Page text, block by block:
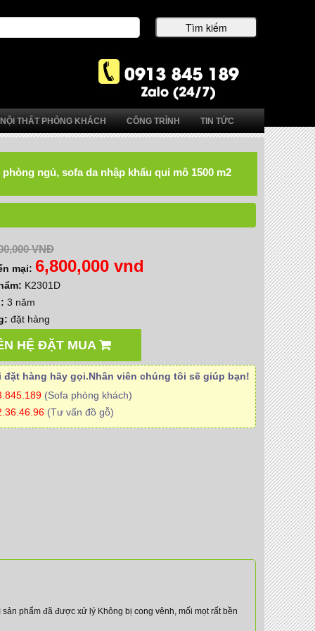
NỘI THẤT PHÒNG KHÁCH CÔNG TRÌNH TIN TỨC
ngủ, sofa da nhập khẩu qui mô 1500 m2
VNĐ
mại: 6,800,000 vnd
K2301D
3 năm
đặt hàng
HỆ ĐẶT MUA
đặt hàng hãy gọi.Nhân viên chúng tôi sẽ giúp bạn!
(Sofa phòng khách)
(Tư vấn đồ gỗ)
phẩm đã được xử lý Không bị cong vênh, mối mọt rất bền